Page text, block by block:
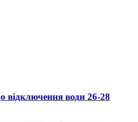
відключення води 26-28